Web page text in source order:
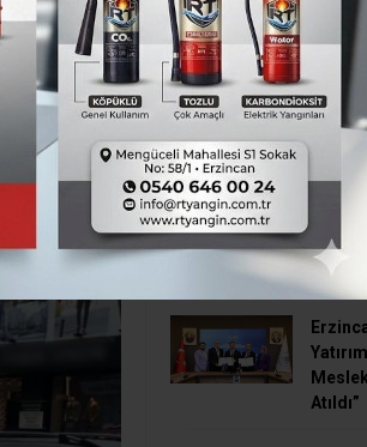
saldırısına uğrayarak ağır
ve aldıkları tedbirleri
korktuklarını kaydettiler.
TÜM YAZILARI
Asayiş
SON HABERLER
Atıldı”